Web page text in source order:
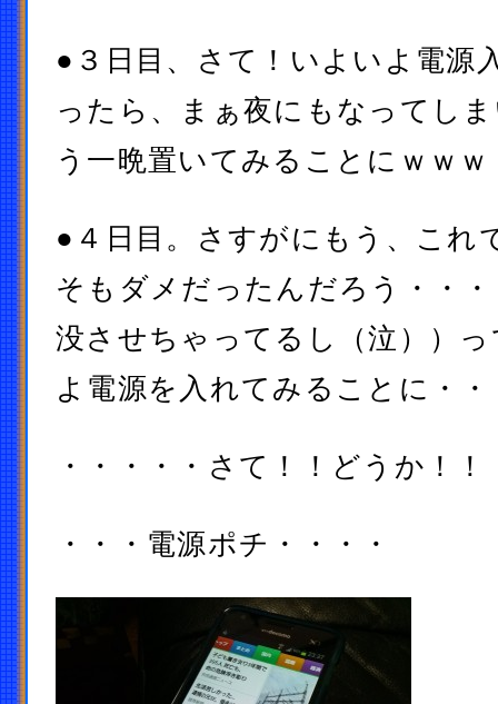
●３日目、さて！いよいよ電源
ったら、まぁ夜にもなってし
う一晩置いてみることにｗｗｗ
●４日目。さすがにもう、これ
そもダメだったんだろう・・
没させちゃってるし（泣））
よ電源を入れてみることに・・
・・・・・さて！！どうか！
・・・電源ポチ・・・・